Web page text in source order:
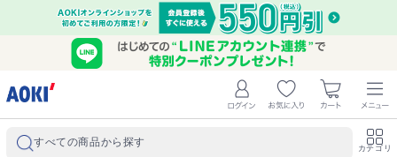
すべての商品から探す カテゴリ